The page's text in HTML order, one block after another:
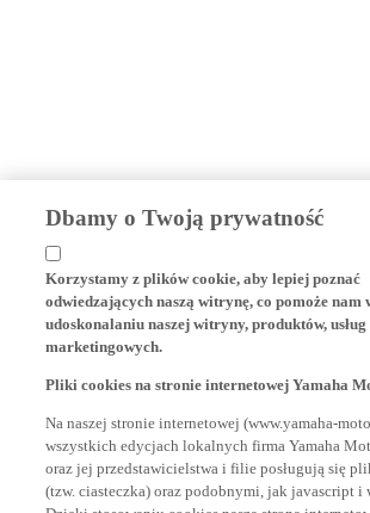
Dbamy o Twoją prywatność
Korzystamy z plików cookie, aby lepiej poznać
odwiedzających naszą witrynę, co pomoże nam w
udoskonalaniu naszej witryny, produktów, usług i
marketingowych.
wszystkich edycjach lokalnych firma Yamaha
oraz jej przedstawicielstwa i filie posługują się
(tzw. ciasteczka) oraz podobnymi, jak javascript i
Dzięki stosowaniu cookies nasza strona